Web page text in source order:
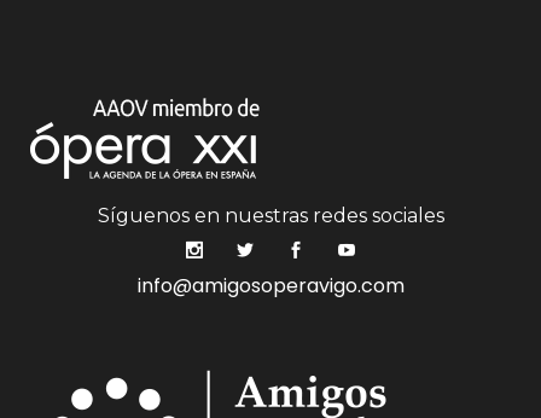
Síguenos en nuestras redes sociales
info@amigosoperavigo.com